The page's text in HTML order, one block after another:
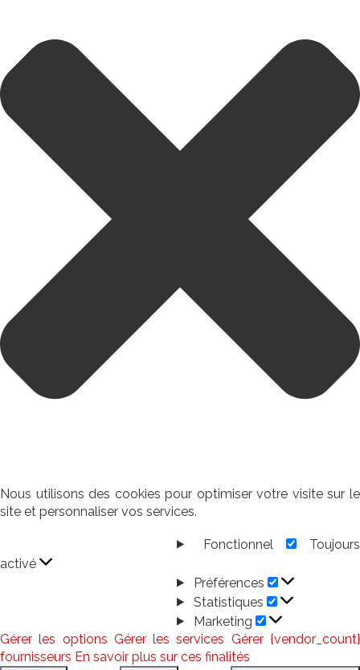
Nous utilisons des cookies pour optimiser votre visite sur le
site et personnaliser vos services.
Fonctionnel
Toujours
activé
Préférences
Statistiques
Marketing
Gérer les options Gérer les services Gérer {vendor_count}
fournisseurs En savoir plus sur ces finalités